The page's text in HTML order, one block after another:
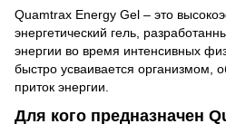
Quamtrax Energy Gel – это
энергетический гель,
энергии во время интенсивных
быстро усваивается организмом,
приток энергии.
Для кого предназначен